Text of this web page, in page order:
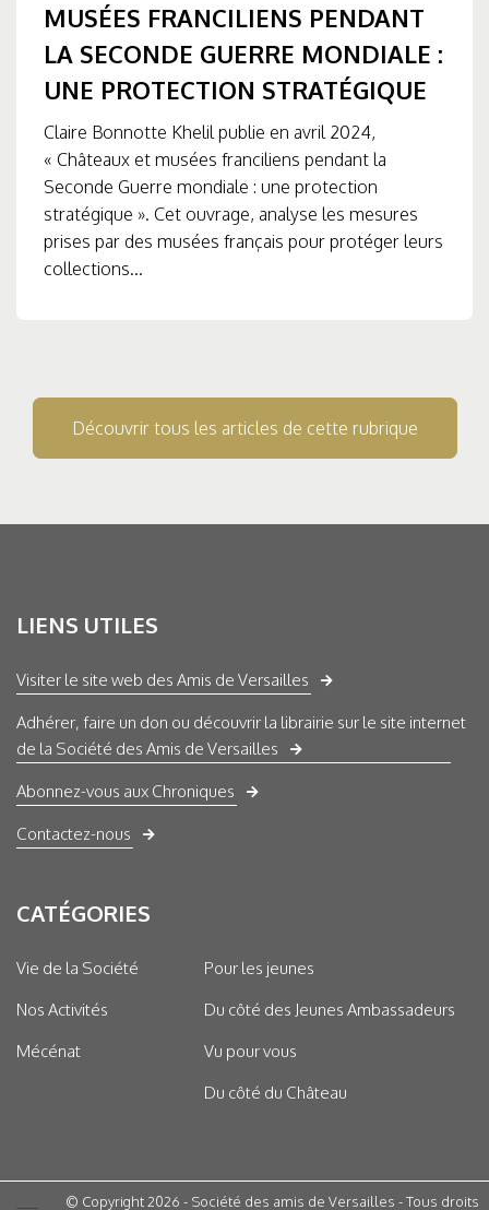
MUSÉES FRANCILIENS PENDANT
LA SECONDE GUERRE MONDIALE :
UNE PROTECTION STRATÉGIQUE
Claire Bonnotte Khelil publie en avril 2024,
« Châteaux et musées franciliens pendant la
Seconde Guerre mondiale : une protection
stratégique ». Cet ouvrage, analyse les mesures
prises par des musées français pour protéger leurs
collections...
Découvrir tous les articles de cette rubrique
LIENS UTILES
Visiter le site web des Amis de Versailles
Adhérer, faire un don ou découvrir la librairie sur le site internet
de la Société des Amis de Versailles
Abonnez-vous aux Chroniques
Contactez-nous
CATÉGORIES
Vie de la Société
Nos Activités
Mécénat
Pour les jeunes
Du côté des Jeunes Ambassadeurs
Vu pour vous
Du côté du Château
© Copyright 2026 - Société des amis de Versailles - Tous droits